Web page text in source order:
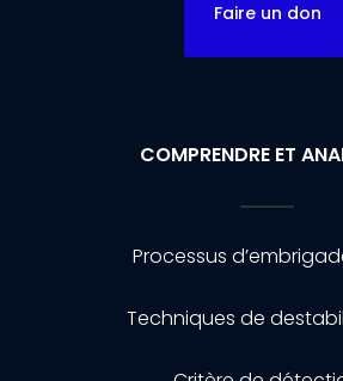
Faire un don
COMPRENDRE ET
Processus
Techniques de